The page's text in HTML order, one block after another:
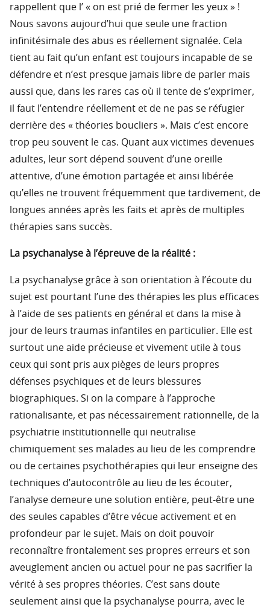
rappellent que l’ « on est prié de fermer les yeux » !
Nous savons aujourd’hui que seule une fraction
infinitésimale des abus es réellement signalée. Cela
tient au fait qu’un enfant est toujours incapable de se
défendre et n’est presque jamais libre de parler mais
aussi que, dans les rares cas où il tente de s’exprimer,
il faut l’entendre réellement et de ne pas se réfugier
derrière des « théories boucliers ». Mais c’est encore
trop peu souvent le cas. Quant aux victimes devenues
adultes, leur sort dépend souvent d’une oreille
attentive, d’une émotion partagée et ainsi libérée
qu’elles ne trouvent fréquemment que tardivement, de
longues années après les faits et après de multiples
thérapies sans succès.
La psychanalyse à l’épreuve de la réalité :
La psychanalyse grâce à son orientation à l’écoute du
sujet est pourtant l’une des thérapies les plus efficaces
à l’aide de ses patients en général et dans la mise à
jour de leurs traumas infantiles en particulier. Elle est
surtout une aide précieuse et vivement utile à tous
ceux qui sont pris aux pièges de leurs propres
défenses psychiques et de leurs blessures
biographiques. Si on la compare à l’approche
rationalisante, et pas nécessairement rationnelle, de la
psychiatrie institutionnelle qui neutralise
chimiquement ses malades au lieu de les comprendre
ou de certaines psychothérapies qui leur enseigne des
techniques d’autocontrôle au lieu de les écouter,
l’analyse demeure une solution entière, peut-être une
des seules capables d’être vécue activement et en
profondeur par le sujet. Mais on doit pouvoir
reconnaître frontalement ses propres erreurs et son
aveuglement ancien ou actuel pour ne pas sacrifier la
vérité à ses propres théories. C’est sans doute
seulement ainsi que la psychanalyse pourra, avec le